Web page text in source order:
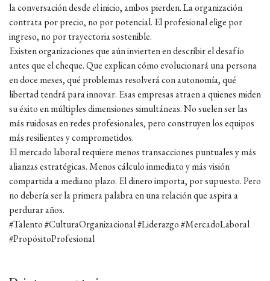
la conversación desde el inicio, ambos pierden. La organización
contrata por precio, no por potencial. El profesional elige por
ingreso, no por trayectoria sostenible.
Existen organizaciones que aún invierten en describir el desafío
antes que el cheque. Que explican cómo evolucionará una persona
en doce meses, qué problemas resolverá con autonomía, qué
libertad tendrá para innovar. Esas empresas atraen a quienes miden
su éxito en múltiples dimensiones simultáneas. No suelen ser las
más ruidosas en redes profesionales, pero construyen los equipos
más resilientes y comprometidos.
El mercado laboral requiere menos transacciones puntuales y más
alianzas estratégicas. Menos cálculo inmediato y más visión
compartida a mediano plazo. El dinero importa, por supuesto. Pero
no debería ser la primera palabra en una relación que aspira a
perdurar años.
#Talento #CulturaOrganizacional #Liderazgo #MercadoLaboral
#PropósitoProfesional